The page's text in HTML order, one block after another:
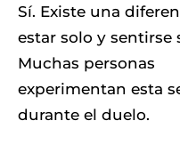
Sí. Existe una
estar solo y sentirse
Muchas personas
experimentan esta
durante el duelo.